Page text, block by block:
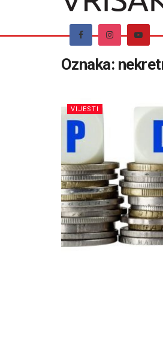
Oznaka:
VIJESTI